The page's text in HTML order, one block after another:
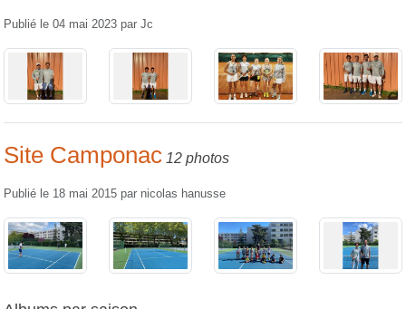
Publié le 04 mai 2023 par Jc
Site Camponac 12 photos
Publié le 18 mai 2015 par nicolas hanusse